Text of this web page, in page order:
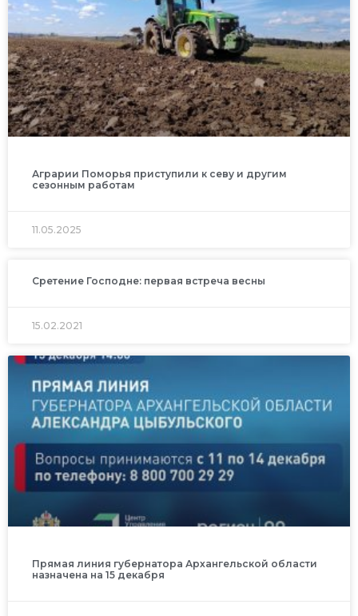
Аграрии Поморья приступили к севу и другим
сезонным работам
11.05.2025
Сретение Господне: первая встреча весны
15.02.2021
Прямая линия губернатора Архангельской области
назначена на 15 декабря